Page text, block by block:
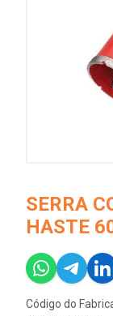
SERRA
HASTE
Código do